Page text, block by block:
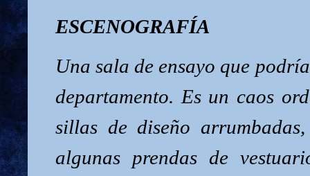
ESCENOGRAFÍA
Una sala de ensayo que
departamento. Es un caos
sillas de diseño
algunas prendas de